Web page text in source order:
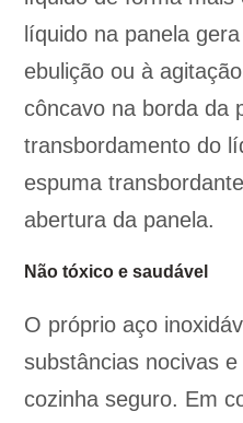
líquido na panela
ebulição ou à
côncavo na borda da
transbordamento do
espuma
abertura da panela.
Não tóxico e saudável
O próprio aço
substâncias nocivas
cozinha seguro. Em